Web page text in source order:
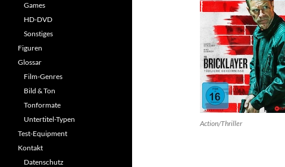
Action/Thriller
Games
HD-DVD
Sonstiges
Figuren
Glossar
Film-Genres
Bild & Ton
Tonformate
Untertitel-Typen
Test-Equipment
Kontakt
Datenschutz